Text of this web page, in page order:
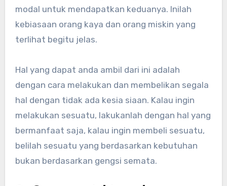
modal untuk mendapatkan keduanya. Inilah
kebiasaan orang kaya dan orang miskin yang
terlihat begitu jelas.
Hal yang dapat anda ambil dari ini adalah
dengan cara melakukan dan membelikan segala
hal dengan tidak ada kesia siaan. Kalau ingin
melakukan sesuatu, lakukanlah dengan hal yang
bermanfaat saja, kalau ingin membeli sesuatu,
belilah sesuatu yang berdasarkan kebutuhan
bukan berdasarkan gengsi semata.